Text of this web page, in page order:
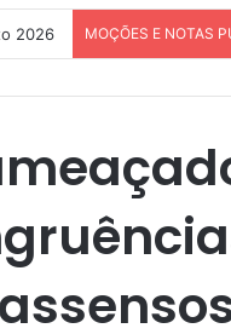
2026 MOÇÕES E NOTAS